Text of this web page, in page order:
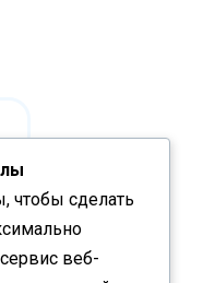
чтобы сделать
веб-